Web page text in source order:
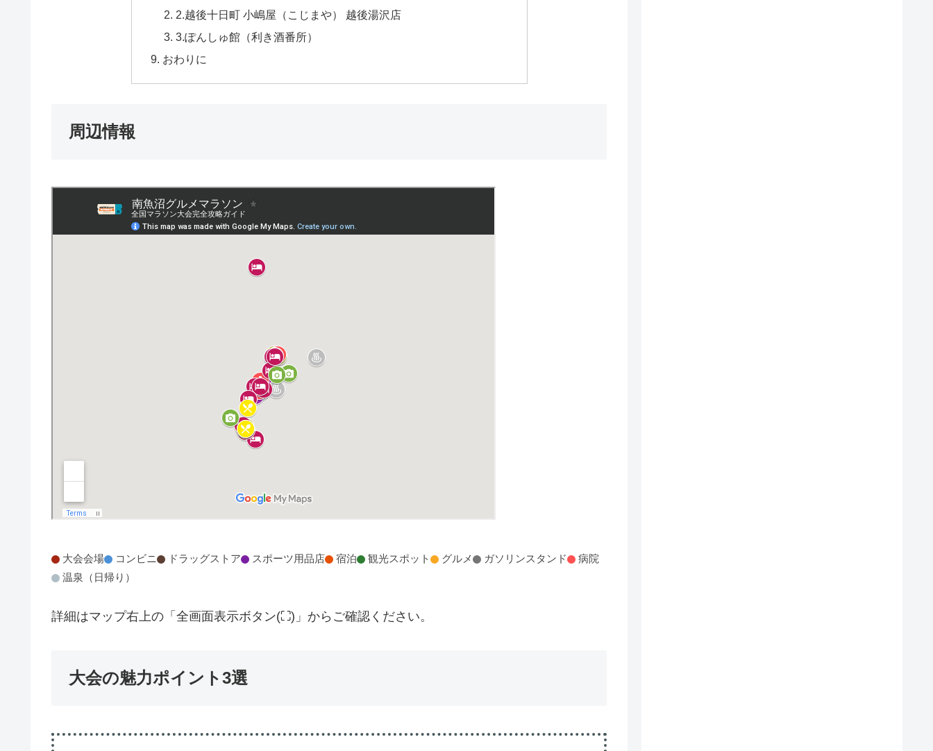
2.越後十日町 小嶋屋（こじまや） 越後湯沢店
3.ぽんしゅ館（利き酒番所）
おわりに
周辺情報
大会会場 コンビニ ドラッグストア スポーツ用品店 宿泊 観光スポット グルメ ガソリンスタンド
病院
温泉（日帰り）
詳細はマップ右上の「全画面表示ボタン(⛶)」からご確認ください。
大会の魅力ポイント3選